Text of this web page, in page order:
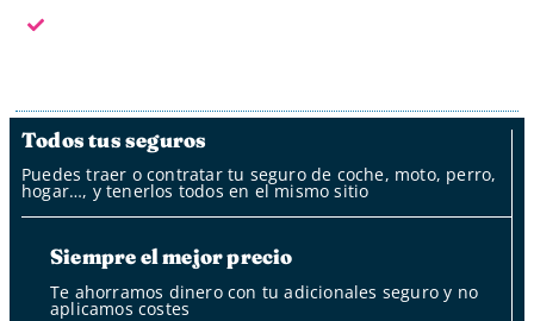
Todos tus seguros
Puedes traer o contratar tu seguro de coche, moto, perro,
hogar…, y tenerlos todos en el mismo sitio
Siempre el mejor precio
Te ahorramos dinero con tu adicionales seguro y no
aplicamos costes